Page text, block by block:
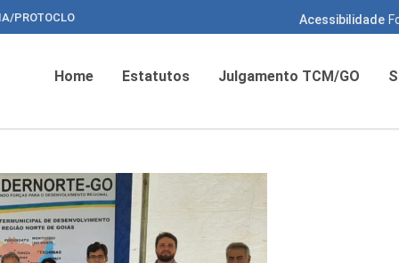
PROTOCLO Acessibilidade
Home Estatutos Julgamento TCM/GO